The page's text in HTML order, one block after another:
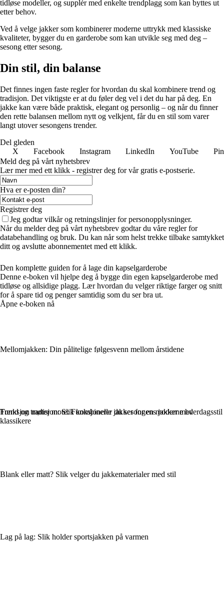
tidløse modeller, og supplér med enkelte trendplagg som kan byttes ut
etter behov.
Ved å velge jakker som kombinerer moderne uttrykk med klassiske
kvaliteter, bygger du en garderobe som kan utvikle seg med deg –
sesong etter sesong.
Din stil, din balanse
Det finnes ingen faste regler for hvordan du skal kombinere trend og
tradisjon. Det viktigste er at du føler deg vel i det du har på deg. En
jakke kan være både praktisk, elegant og personlig – og når du finner
den rette balansen mellom nytt og velkjent, får du en stil som varer
langt utover sesongens trender.
Del gleden
X
Facebook Instagram LinkedIn YouTube
Meld deg på vårt nyhetsbrev
Lær mer med ett klikk - registrer deg for vår gratis e-postserie.
Hva er e-posten din?
Registrer deg
Jeg godtar vilkår og retningslinjer for personopplysninger.
Når du melder deg på vårt nyhetsbrev godtar du våre regler for
databehandling og bruk. Du kan når som helst trekke tilbake samtykket
ditt og avslutte abonnementet med ett klikk.
Den komplette guiden for å lage din kapselgarderobe
Denne e-boken vil hjelpe deg å bygge din egen kapselgarderobe med
tidløse og allsidige plagg. Lær hvordan du velger riktige farger og snitt
for å spare tid og penger samtidig som du ser bra ut.
Åpne e-boken nå
Mellomjakken: Din pålitelige følgesvenn mellom årstidene
Funksjon møter mote: Funksjonelle jakker for en moderne hverdagsstil
Blank eller matt? Slik velger du jakkematerialer med stil
Lag på lag: Slik holder sportsjakken på varmen
Trend og tradisjon: Slik kombinerer du sesongens jakker med
klassikere